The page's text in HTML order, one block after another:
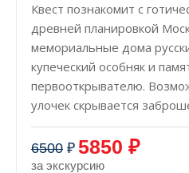
Квест познакомит с
древней планировкой
мемориальные дома
купеческий особняк и
первооткрывателю.
улочек скрывается
6500 ₽ 5850 ₽
за экскурсию